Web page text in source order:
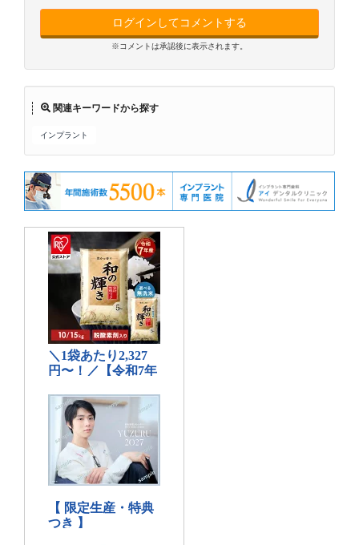
ログインしてコメントする
※コメントは承認後に表示されます。
関連キーワードから探す
インプラント